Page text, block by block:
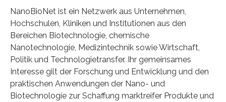
NanoBioNet ist ein Netzwerk aus Unternehmen,
Hochschulen, Kliniken und Institutionen aus den
Bereichen Biotechnologie, chemische
Nanotechnologie, Medizintechnik sowie Wirtschaft,
Politik und Technologietransfer. Ihr gemeinsames
Interesse gilt der Forschung und Entwicklung und den
praktischen Anwendungen der Nano- und
Biotechnologie zur Schaffung marktreifer Produkte und